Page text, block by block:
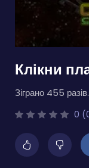
Клікни
Зіграно 455 разів.
0